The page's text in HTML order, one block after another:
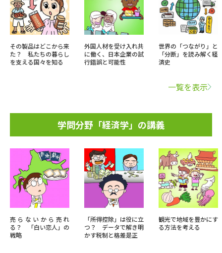
その製品はどこから来
た？ 私たちの暮らし
を支える国々を知る
外国人材を受け入れ共
に働く、日本企業の試
行錯誤と可能性
世界の「つながり」と
「分断」を読み解く経
済史
一覧を表示
学問分野「経済学」の講義
売らないから売れ
る？ 「白い恋人」の
戦略
「所得控除」は役に立
つ？ データで解き明
かす税制と格差是正
観光で地域を豊かにす
る方法を考える